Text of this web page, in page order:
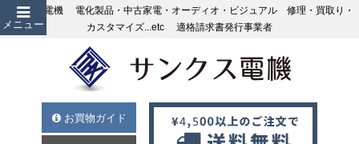
メニュー
サンクス電機 電化製品・中古家電・オーディオ・ビジュアル 修理・買取り・
カスタマイズ...etc 適格請求書発行事業者
お買物ガイド